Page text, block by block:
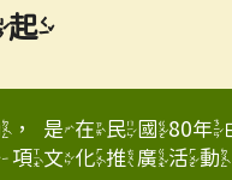
起
是在民國80
文化推廣活